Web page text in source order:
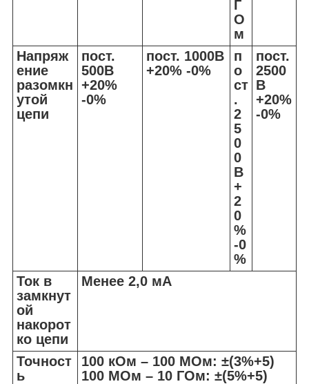
Г
О
м
Напряж
ение
разомкн
утой
цепи
пост.
500В
+20%
-0%
пост. 1000В
+20% -0%
п
о
ст
.
2
5
0
0
В
+
2
0
%
-0
%
пост.
2500
В
+20%
-0%
Ток в
замкнут
ой
накорот
ко цепи
Менее 2,0 мА
Точност
ь
100 кОм – 100 МОм: ±(3%+5)
100 МОм – 10 ГОм: ±(5%+5)